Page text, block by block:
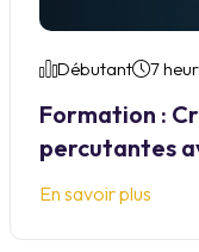
Débutant 7
Formation :
percutantes
En savoir plus